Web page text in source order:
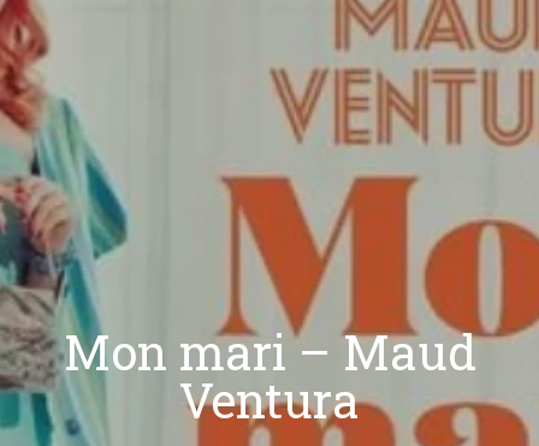
Mon mari – Maud
Ventura